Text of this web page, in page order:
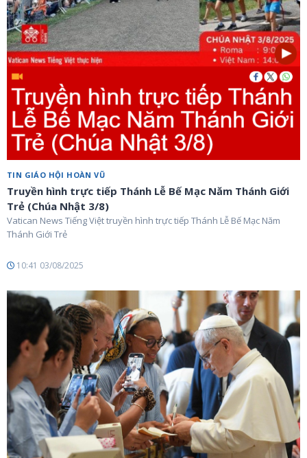
TIN GIÁO HỘI HOÀN VŨ
Truyền hình trực tiếp Thánh Lễ Bế Mạc Năm Thánh Giới
Trẻ (Chúa Nhật 3/8)
Vatican News Tiếng Việt truyền hình trực tiếp Thánh Lễ Bế Mạc Năm
Thánh Giới Trẻ
10:41 03/08/2025